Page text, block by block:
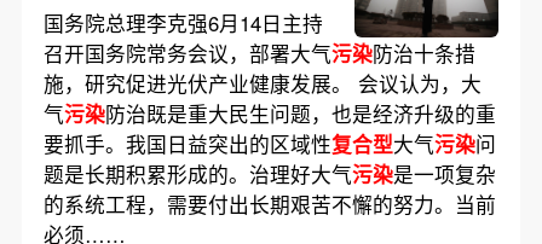
国务院总理李克强6月14日主持
召开国务院常务会议，部署大气污染防治十条措
施，研究促进光伏产业健康发展。 会议认为，大
气污染防治既是重大民生问题，也是经济升级的重
要抓手。我国日益突出的区域性复合型大气污染问
题是长期积累形成的。治理好大气污染是一项复杂
的系统工程，需要付出长期艰苦不懈的努力。当前
必须……